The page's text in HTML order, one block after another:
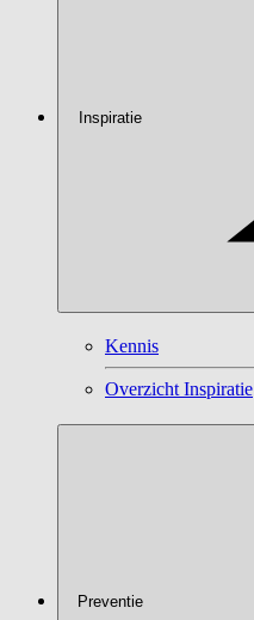
Inspiratie
Kennis
Overzicht Inspiratie
Preventie